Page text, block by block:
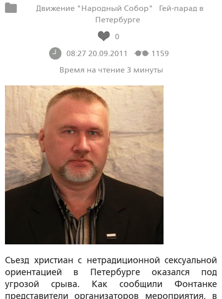
Движение "Народный Собор"
Гей-парад в
Петербурге
0
08:27 20.09.2011
1159
Время на чтение 3 минуты
Съезд христиан с нетрадиционной сексуальной
ориентацией в Петербурге оказался под
угрозой срыва. Как сообщили Фонтанке
представители организаторов мероприятия, в